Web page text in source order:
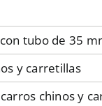
tubo de 35
y carretillas
carros chinos y